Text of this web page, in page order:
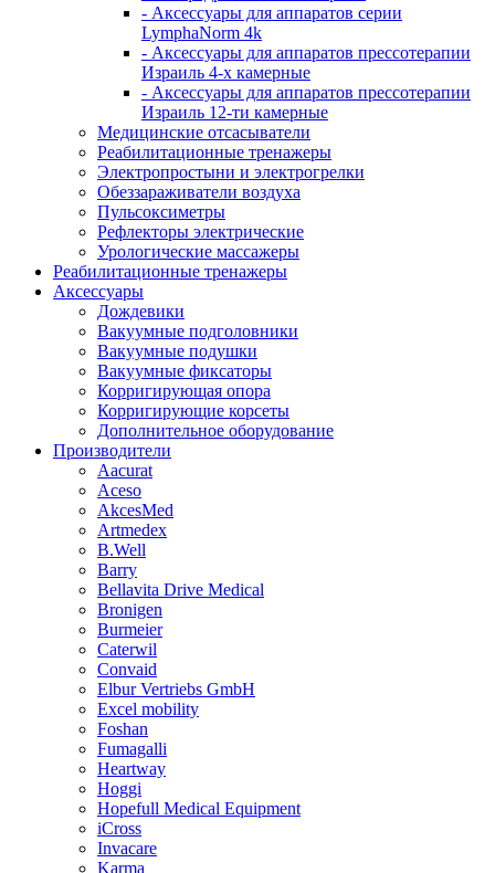
- Аксессуары для аппаратов серии
LymphaNorm 4k
- Аксессуары для аппаратов прессотерапии
Израиль 4-х камерные
- Аксессуары для аппаратов прессотерапии
Израиль 12-ти камерные
Медицинские отсасыватели
Реабилитационные тренажеры
Электропростыни и электрогрелки
Обеззараживатели воздуха
Пульсоксиметры
Рефлекторы электрические
Урологические массажеры
Реабилитационные тренажеры
Аксессуары
Дождевики
Вакуумные подголовники
Вакуумные подушки
Вакуумные фиксаторы
Корригирующая опора
Корригирующие корсеты
Дополнительное оборудование
Производители
Aacurat
Aceso
AkcesMed
Artmedex
B.Well
Barry
Bellavita Drive Medical
Bronigen
Burmeier
Caterwil
Convaid
Elbur Vertriebs GmbH
Excel mobility
Foshan
Fumagalli
Heartway
Hoggi
Hopefull Medical Equipment
iCross
Invacare
Karma